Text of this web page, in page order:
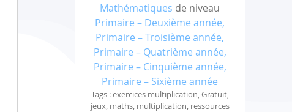
Mathématiques de niveau
Primaire – Deuxième année,
Primaire – Troisième année,
Primaire – Quatrième année,
Primaire – Cinquième année,
Primaire – Sixième année
Tags : exercices multiplication, Gratuit,
jeux, maths, multiplication, ressources